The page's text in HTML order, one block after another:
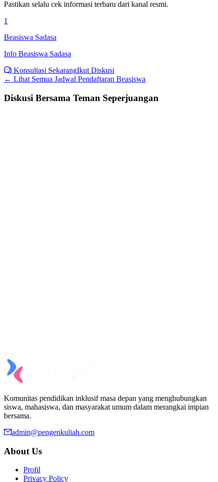
Pastikan selalu cek informasi terbaru dari kanal resmi.
1
Beasiswa Sadasa
Info Beasiswa Sadasa
Konsultasi SekarangIkut Diskusi
← Lihat Semua Jadwal Pendaftaran Beasiswa
Diskusi Bersama Teman Seperjuangan
Komunitas pendidikan inklusif masa depan yang menghubungkan
siswa, mahasiswa, dan masyarakat umum dalam merangkai impian
bersama.
admin@pengenkuliah.com
About Us
Profil
Privacy Policy